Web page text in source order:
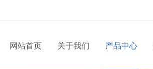
网站首页 关于我们 产品中心